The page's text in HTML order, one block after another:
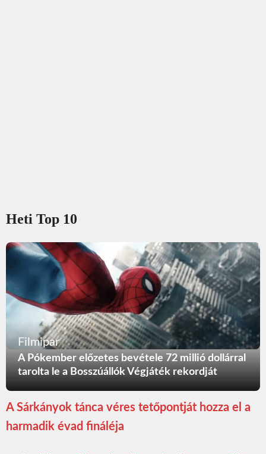
Heti Top 10
Filmipar
A Pókember előzetes bevétele 72 millió dollárral
tarolta le a Bosszúállók Végjáték rekordját
A Sárkányok tánca véres tetőpontját hozza el a
harmadik évad fináléja